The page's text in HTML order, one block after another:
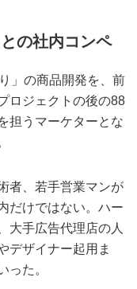
の社内コンペ
」の商品開発を、前
ロジェクトの後の88
担うマーケターとな
者、若手営業マンが
だけではない。ハー
大手広告代理店の人
デザイナー起用ま
った。